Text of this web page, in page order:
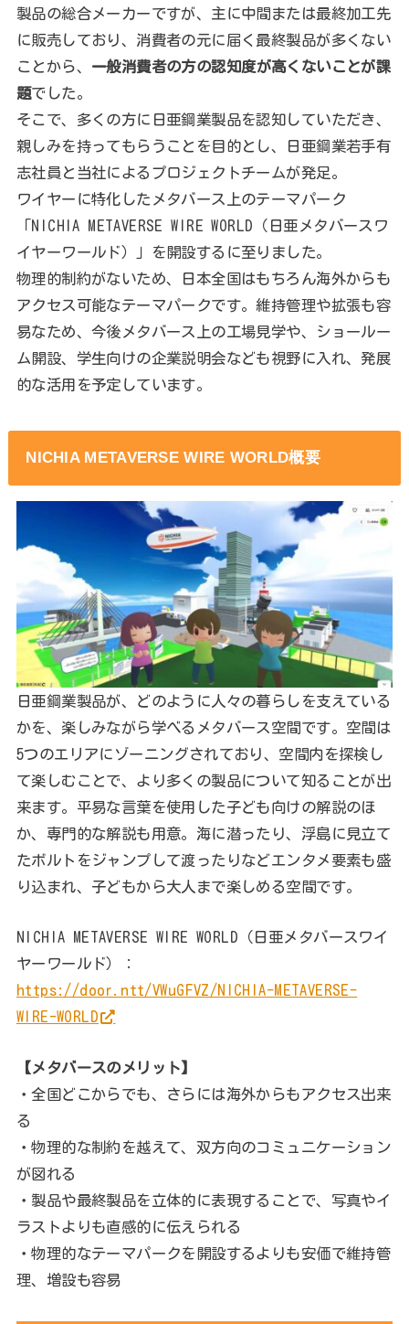
製品の総合メーカーですが、主に中間または最終加工先
に販売しており、消費者の元に届く最終製品が多くない
ことから、 一般消費者の方の認知度が高くないことが課
題でした。
そこで、多くの方に日亜鋼業製品を認知していただき、
親しみを持ってもらうことを目的とし、日亜鋼業若手有
志社員と当社によるプロジェクトチームが発足。
ワイヤーに特化したメタバース上のテーマパーク
「NICHIA METAVERSE WIRE WORLD（日亜メタバースワ
イヤーワールド）」を開設するに至りました。
物理的制約がないため、日本全国はもちろん海外からも
アクセス可能なテーマパークです。維持管理や拡張も容
易なため、今後メタバース上の工場見学や、ショールー
ム開設、学生向けの企業説明会なども視野に入れ、発展
的な活用を予定しています。
NICHIA METAVERSE WIRE WORLD概要
日亜鋼業製品が、どのように人々の暮らしを支えている
かを、楽しみながら学べるメタバース空間です。空間は
5つのエリアにゾーニングされており、空間内を探検し
て楽しむことで、より多くの製品について知ることが出
来ます。平易な言葉を使用した子ども向けの解説のほ
か、専門的な解説も用意。海に潜ったり、浮島に見立て
たボルトをジャンプして渡ったりなどエンタメ要素も盛
り込まれ、子どもから大人まで楽しめる空間です。
NICHIA METAVERSE WIRE WORLD（日亜メタバースワイ
ヤーワールド）：
https://door.ntt/VWuGFVZ/NICHIA-METAVERSE-
WIRE-WORLD
【メタバースのメリット】
・全国どこからでも、さらには海外からもアクセス出来
る
・物理的な制約を越えて、双方向のコミュニケーション
が図れる
・製品や最終製品を立体的に表現することで、写真やイ
ラストよりも直感的に伝えられる
・物理的なテーマパークを開設するよりも安価で維持管
理、増設も容易